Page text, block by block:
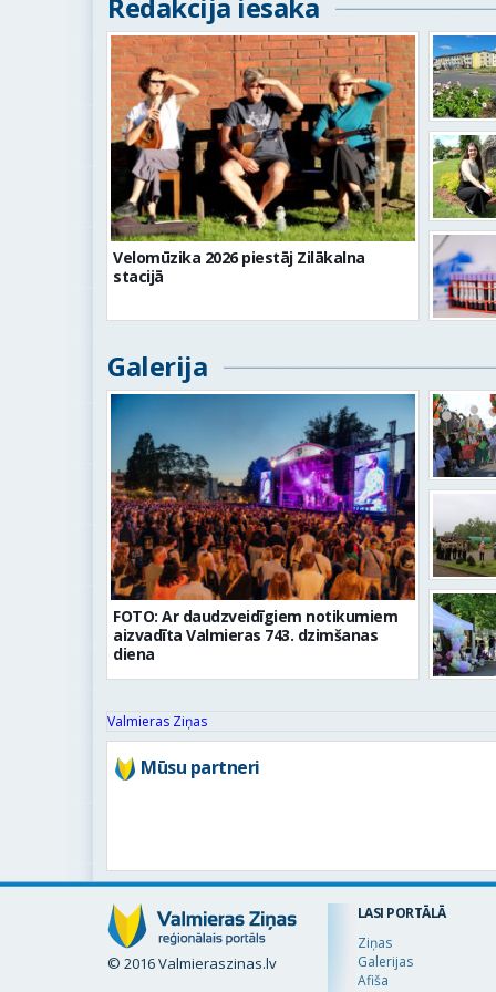
Velomūzika 2026 piestāj Zilākalna
stacijā
Galerija
FOTO: Ar daudzveidīgiem notikumiem
aizvadīta Valmieras 743. dzimšanas
diena
Valmieras Ziņas
Mūsu partneri
© 2016 Valmieraszinas.lv
LASI PORTĀLĀ
Ziņas
Galerijas
Afiša